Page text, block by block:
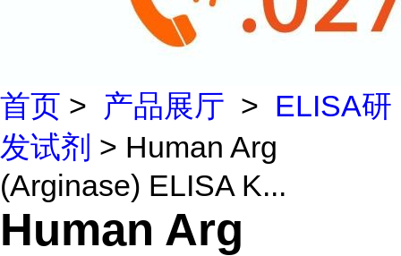
首页 > 产品展厅 > ELISA研
发试剂 > Human Arg
(Arginase) ELISA K...
Human Arg